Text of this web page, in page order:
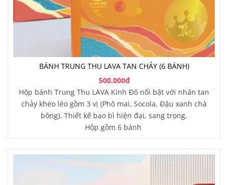
BÁNH TRUNG THU LAVA TAN CHẢY (6 BÁNH)
500.000đ
Hộp bánh Trung Thu LAVA Kinh Đô nổi bật với nhân tan
chảy khéo léo gồm 3 vị (Phô mai, Socola, Đậu xanh chà
bông). Thiết kế bao bì hiện đại, sang trọng.
Hộp gồm 6 bánh